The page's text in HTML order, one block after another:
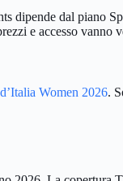
dipende dal piano
e accesso vanno
Women 2026.